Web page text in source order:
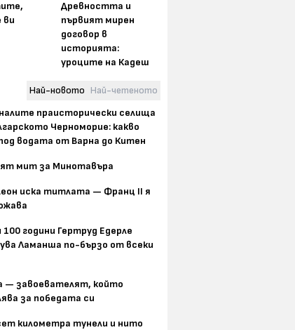
ви
Древността и
първият мирен
договор в
историята:
уроците на Кадеш
Най-новото Най-четеното
праисторически селища
Черноморие: какво
водата от Варна до Китен
мит за Минотавъра
иска титлата — Франц II я
100 години Гертруд Едерле
Ламанша по-бързо от всеки
— завоевателят, който
за победата си
километра тунели и нито